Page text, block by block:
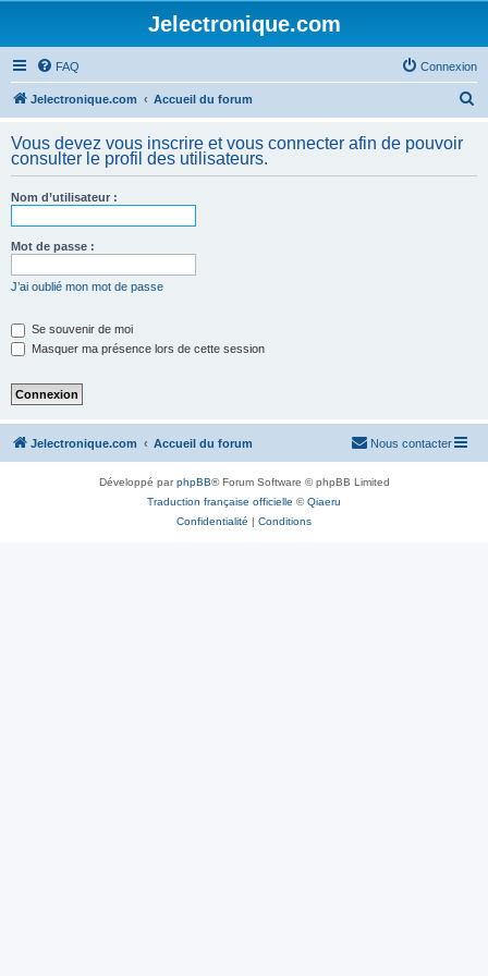
Jelectronique.com
FAQ Connexion
Jelectronique.com Accueil du forum
h
Vous devez vous inscrire et vous connecter afin de pouvoir
consulter le profil des utilisateurs.
Nom d’utilisateur :
Mot de passe :
J’ai oublié mon mot de passe
Se souvenir de moi
Masquer ma présence lors de cette session
Jelectronique.com Accueil du forum Nous contacter
Développé parphpBB® Forum Software © phpBB Limited
Traduction française officielle ©Qiaeru
Confidentialité | Conditions